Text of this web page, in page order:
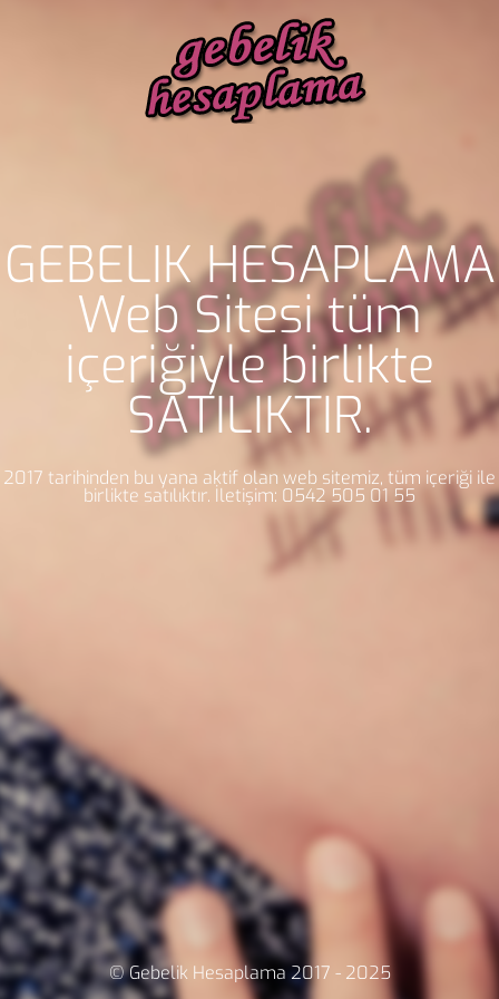
GEBELİK HESAPLAMA
Web Sitesi tüm
içeriğiyle birlikte
SATILIKTIR.
2017 tarihinden bu yana aktif olan web sitemiz, tüm içeriği ile
birlikte satılıktır. İletişim: 0542 505 01 55
© Gebelik Hesaplama 2017 - 2025